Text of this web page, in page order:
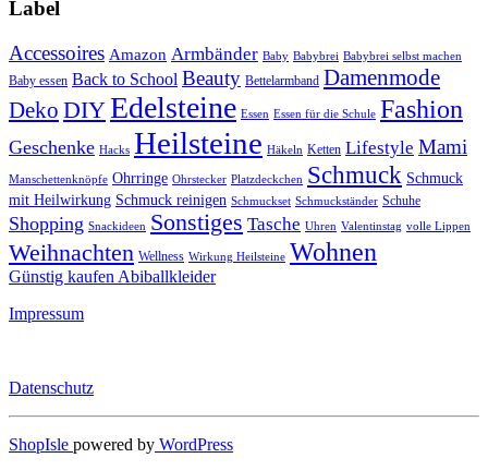
Label
Accessoires Amazon Armbänder Baby Babybrei Babybrei selbst machen
Baby essen Back to School Beauty Bettelarmband Damenmode
Deko DIYEdelsteine Essen Essen für die Schule Fashion
Geschenke Hacks Heilsteine Häkeln Ketten Lifestyle Mami
Manschettenknöpfe Ohrringe Ohrstecker Platzdeckchen Schmuck Schmuck
mit Heilwirkung Schmuck reinigen Schmuckset Schmuckständer Schuhe
Shopping Snackideen Sonstiges Tasche Uhren Valentinstag volle Lippen
Weihnachten Wellness Wirkung Heilsteine Wohnen
Günstig kaufen Abiballkleider
Impressum
Datenschutz
ShopIsle powered by WordPress